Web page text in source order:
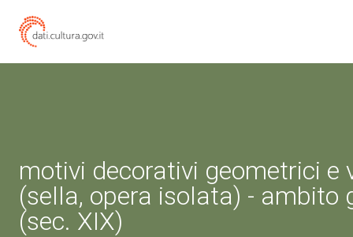
motivi decorativi geometrici e
(sella, opera isolata) - ambito
(sec. XIX)